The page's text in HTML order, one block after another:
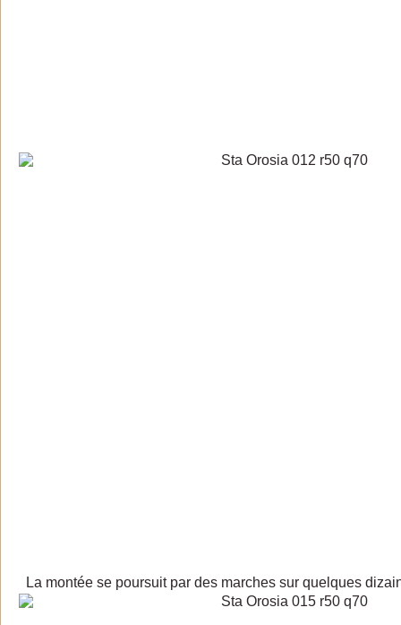
La montée se poursuit par des marches sur quelques